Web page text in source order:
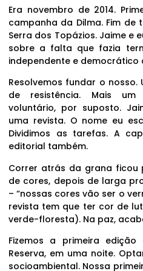
Era novembro de 2014.
campanha da Dilma. Fim de
Serra dos Topázios. Jaime e
sobre a falta que fazia
independente e democrático
Resolvemos fundar o
de resistência. Mais
voluntário, por suposto.
uma revista. O nome eu
Dividimos as tarefas. A
editorial também.
Correr atrás da grana ficou
de cores, depois de larga
– “nossas cores vão ser o
revista tem que ter cor de
verde-floresta). Na paz,
Fizemos a primeira
Reserva, em uma noite.
socioambiental. Nossa